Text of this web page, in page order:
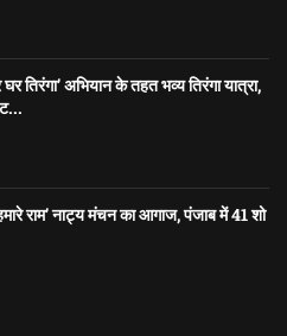
घर तिरंगा’ अभियान के तहत भव्य तिरंगा यात्रा,
राम’ नाट्य मंचन का आगाज, पंजाब में 41 शो